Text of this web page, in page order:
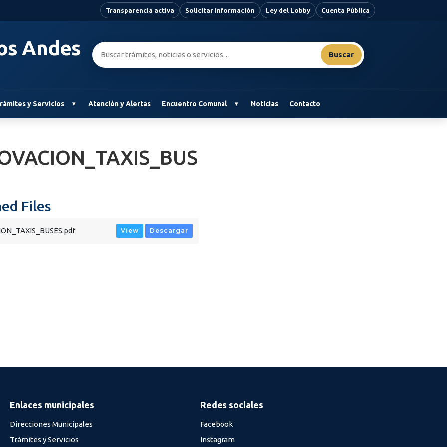
Transparencia activa Solicitar información Ley del Lobby Cuenta Pública
Andes Buscar:
Buscar
y Servicios Atención y Alertas Encuentro Comunal Noticias Contacto
Files
View Descargar
Enlaces municipales
Direcciones Municipales
Trámites y Servicios
Redes sociales
Facebook
Instagram